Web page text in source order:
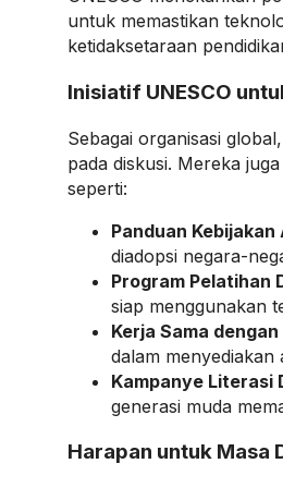
untuk memastikan
ketidaksetaraan
Inisiatif UNESCO
Sebagai organisasi
pada diskusi. Mereka
seperti:
Panduan Kebijakan
diadopsi negara-
Program Pelatihan
siap menggunakan
Kerja Sama
dalam menyediakan
Kampanye Literasi
generasi muda
Harapan untuk Masa